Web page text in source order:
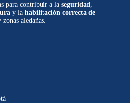
para contribuir a la seguridad
y la habilitación correcta de
aledañas.